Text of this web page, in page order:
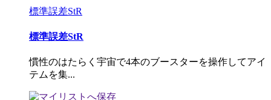
標準誤差StR
標準誤差StR
慣性のはたらく宇宙で4本のブースターを操作してアイ
テムを集...